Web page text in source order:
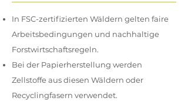
In FSC-zertifizierten Wäldern gelten faire
Arbeitsbedingungen und nachhaltige
Forstwirtschaftsregeln.
Bei der Papierherstellung werden
Zellstoffe aus diesen Wäldern oder
Recyclingfasern verwendet.